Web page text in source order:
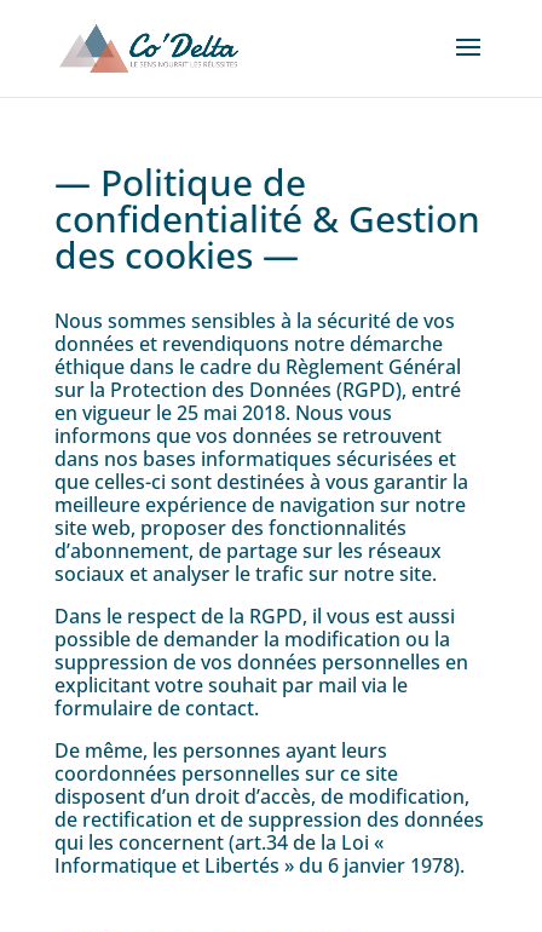
— Politique de
confidentialité & Gestion
des cookies —
Nous sommes sensibles à la sécurité de vos
données et revendiquons notre démarche
éthique dans le cadre du Règlement Général
sur la Protection des Données (RGPD), entré
en vigueur le 25 mai 2018. Nous vous
informons que vos données se retrouvent
dans nos bases informatiques sécurisées et
que celles-ci sont destinées à vous garantir la
meilleure expérience de navigation sur notre
site web, proposer des fonctionnalités
d’abonnement, de partage sur les réseaux
sociaux et analyser le trafic sur notre site.
Dans le respect de la RGPD, il vous est aussi
possible de demander la modification ou la
suppression de vos données personnelles en
explicitant votre souhait par mail via le
formulaire de contact.
De même, les personnes ayant leurs
coordonnées personnelles sur ce site
disposent d’un droit d’accès, de modification,
de rectification et de suppression des données
qui les concernent (art.34 de la Loi «
Informatique et Libertés » du 6 janvier 1978).